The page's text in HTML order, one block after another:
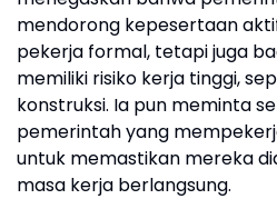
mendorong kepesertaan
pekerja formal, tetapi juga
memiliki risiko kerja tinggi,
konstruksi. Ia pun meminta
pemerintah yang
untuk memastikan mereka
masa kerja berlangsung.